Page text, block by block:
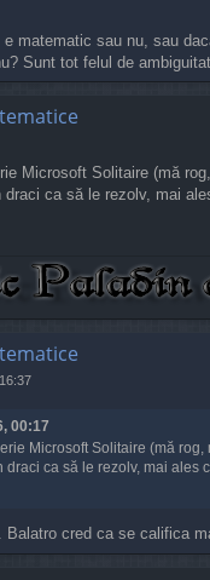
matematic sau nu, sau
Sunt tot felul de
Microsoft Solitaire (mă
ca să le rezolv, mai
00:17
Microsoft Solitaire (mă
ca să le rezolv, mai ales
cred ca se califica